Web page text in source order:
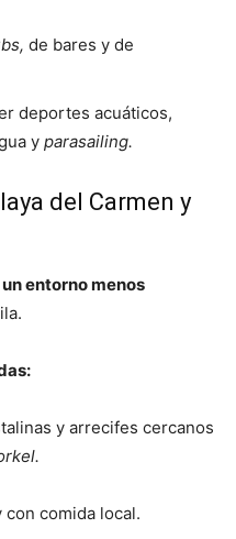
de bares y de
deportes acuáticos,
y parasailing.
del Carmen y
entorno menos
y arrecifes cercanos
con comida local.